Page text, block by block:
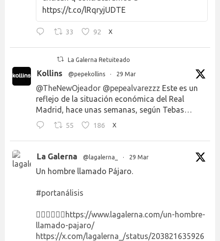
https://t.co/lRqryjUDTE
33 92 X
La Galerna Retuiteado
Kollins @pepekollins · 29 Mar
@TheNewOjeador @pepealvarezzz Este es un
reflejo de la situación económica del Real
Madrid, hace unas semanas, según Tebas…
55 186 X
La Galerna @lagalerna_ · 29 Mar
Un hombre llamado Pájaro.
#portanálisis
👉🏻👉🏻👉🏻 https://www.lagalerna.com/un-hombre-
llamado-pajaro/
https://x.com/lagalerna_/status/203821635926